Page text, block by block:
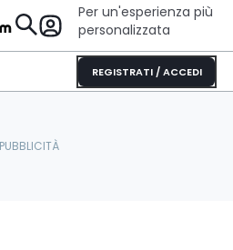
Per un'esperienza più
personalizzata
REGISTRATI / ACCEDI